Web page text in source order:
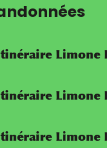
Limone
Limone
Limone